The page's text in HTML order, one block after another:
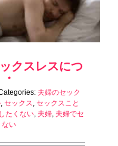
クスレスにつ
夫婦のセック
, セックス, セックスこと
たくない, 夫婦, 夫婦でセ
ない